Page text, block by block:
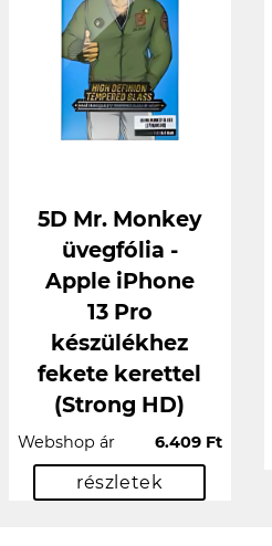
5D Mr. Monkey
üvegfólia -
Apple iPhone
13 Pro
készülékhez
fekete kerettel
(Strong HD)
Webshop ár 6.409 Ft
részletek